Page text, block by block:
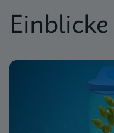
Einblicke